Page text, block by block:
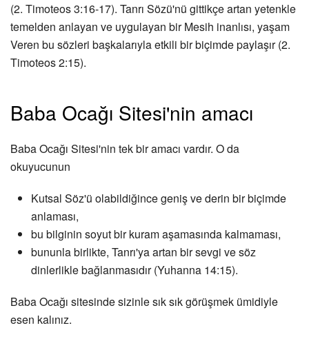
(2. Timoteos 3:16-17). Tanrı Sözü'nü gittikçe artan yetenkle
temelden anlayan ve uygulayan bir Mesih inanlısı, yaşam
Veren bu sözleri başkalarıyla etkili bir biçimde paylaşır (2.
Timoteos 2:15).
Baba Ocağı Sitesi'nin amacı
Baba Ocağı Sitesi'nin tek bir amacı vardır. O da
okuyucunun
Kutsal Söz'ü olabildiğince geniş ve derin bir biçimde
anlaması,
bu bilginin soyut bir kuram aşamasında kalmaması,
bununla birlikte, Tanrı'ya artan bir sevgi ve söz
dinlerlikle bağlanmasıdır (Yuhanna 14:15).
Baba Ocağı sitesinde sizinle sık sık görüşmek ümidiyle
esen kalınız.